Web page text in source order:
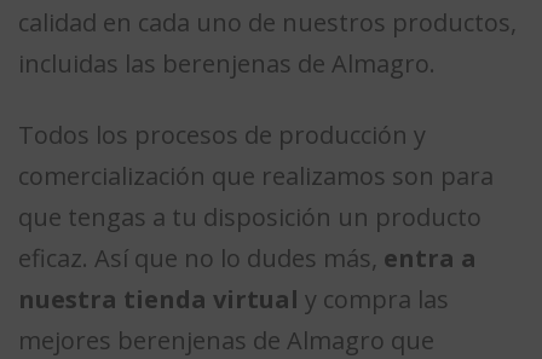
calidad en cada uno de nuestros productos,
incluidas las berenjenas de Almagro.
Todos los procesos de producción y
comercialización que realizamos son para
que tengas a tu disposición un producto
eficaz. Así que no lo dudes más, entra a
nuestra tienda virtual y compra las
mejores berenjenas de Almagro que